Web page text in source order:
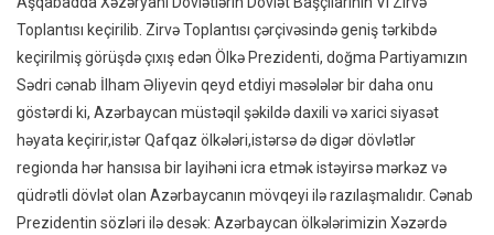
Toplantısı keçirilib. Zirvə Toplantısı çərçivəsində geniş tərkibdə
keçirilmiş görüşdə çıxış edən Ölkə Prezidenti, doğma Partiyamızın
Sədri cənab İlham Əliyevin qeyd etdiyi məsələlər bir daha onu
göstərdi ki, Azərbaycan müstəqil şəkildə daxili və xarici siyasət
həyata keçirir,istər Qafqaz ölkələri,istərsə də digər dövlətlər
regionda hər hansısa bir layihəni icra etmək istəyirsə mərkəz və
qüdrətli dövlət olan Azərbaycanın mövqeyi ilə razılaşmalıdır. Cənab
Prezidentin sözləri ilə desək: Azərbaycan ölkələrimizin Xəzərdə